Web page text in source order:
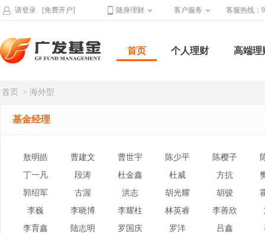
请登录 [免费开户] 随身理财 客户服务 客服热线：
首页 个人理财 高端理
首页 > 海外型
基金经理
敖明皓 曹建文 曹世宇 陈少平 陈樱子
丁一凡
段涛 杜金鑫 杜威 方抗
郭绍军
古渥 洪志 胡光耀 胡骏
李巍
李晓博 李耀柱 林英睿 李善欣
李育鑫
陆志明 罗国庆 罗洋 吕鑫